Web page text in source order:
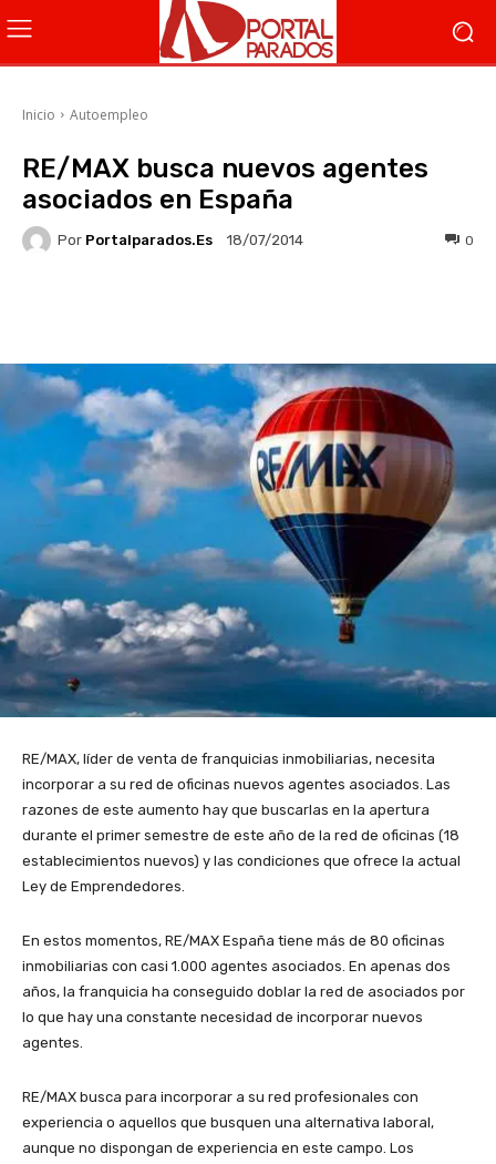
Inicio Autoempleo
RE/MAX busca nuevos agentes
asociados en España
Por Portalparados.es 18/07/2014 0
RE/MAX, líder de venta de franquicias inmobiliarias, necesita
incorporar a su red de oficinas nuevos agentes asociados. Las
razones de este aumento hay que buscarlas en la apertura
durante el primer semestre de este año de la red de oficinas (18
establecimientos nuevos) y las condiciones que ofrece la actual
Ley de Emprendedores.
En estos momentos, RE/MAX España tiene más de 80 oficinas
inmobiliarias con casi 1.000 agentes asociados. En apenas dos
años, la franquicia ha conseguido doblar la red de asociados por
lo que hay una constante necesidad de incorporar nuevos
agentes.
RE/MAX busca para incorporar a su red profesionales con
experiencia o aquellos que busquen una alternativa laboral,
aunque no dispongan de experiencia en este campo. Los